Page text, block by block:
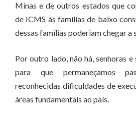
Minas e de outros estados que
de ICMS às famílias de baixo
dessas famílias poderiam chegar a
Por outro lado, não há, senhoras
para que permaneçamos
reconhecidas dificuldades de
áreas fundamentais ao país.